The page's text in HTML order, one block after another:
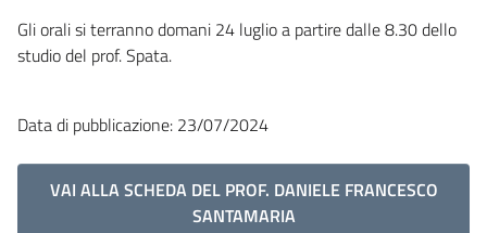
Gli orali si terranno domani 24 luglio a partire dalle 8.30 dello
studio del prof. Spata.
Data di pubblicazione: 23/07/2024
VAI ALLA SCHEDA DEL PROF. DANIELE FRANCESCO
SANTAMARIA